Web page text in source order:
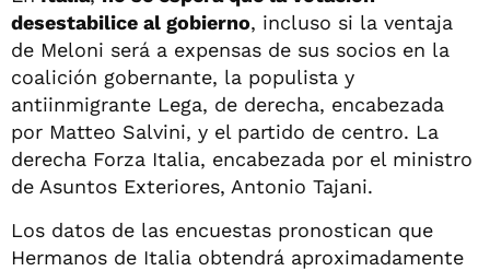
desestabilice al gobierno, incluso si la ventaja
de Meloni será a expensas de sus socios en la
coalición gobernante, la populista y
antiinmigrante Lega, de derecha, encabezada
por Matteo Salvini, y el partido de centro. La
derecha Forza Italia, encabezada por el ministro
de Asuntos Exteriores, Antonio Tajani.
Los datos de las encuestas pronostican que
Hermanos de Italia obtendrá aproximadamente